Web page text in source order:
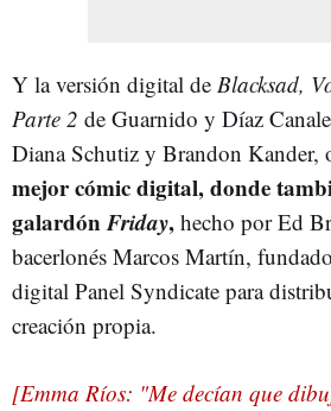
Y la versión digital de Blacksad,
Parte 2 de Guarnido y Díaz
Diana Schutiz y Brandon Kander,
mejor cómic digital, donde
galardónFriday, hecho por Ed
bacerlonés Marcos Martín,
digital Panel Syndicate para
creación propia.
[Emma Ríos: "Me decían que